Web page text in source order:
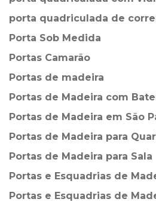
porta quadriculada de
Porta Sob Medida
Portas Camarão
Portas de madeira
Portas de Madeira com
Portas de Madeira em São
Portas de Madeira para
Portas de Madeira para Sala
Portas e Esquadrias de
Portas e Esquadrias de